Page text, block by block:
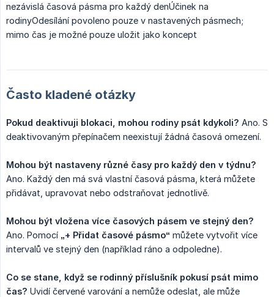
nezávislá časová pásma pro každý denÚčinek na
rodinyOdesílání povoleno pouze v nastavených pásmech;
mimo čas je možné pouze uložit jako koncept
Často kladené otázky
Pokud deaktivuji blokaci, mohou rodiny psát kdykoli? Ano. S
deaktivovaným přepínačem neexistují žádná časová omezení.
Mohou být nastaveny různé časy pro každý den v týdnu?
Ano. Každý den má svá vlastní časová pásma, která můžete
přidávat, upravovat nebo odstraňovat jednotlivě.
Mohou být vložena více časových pásem ve stejný den?
Ano. Pomocí „+ Přidat časové pásmo“ můžete vytvořit více
intervalů ve stejný den (například ráno a odpoledne).
Co se stane, když se rodinný příslušník pokusí psát mimo
čas? Uvidí červené varování a nemůže odeslat, ale může